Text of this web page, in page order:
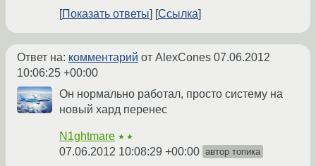
Показать ответы
Ссылка
Ответ на: комментарий от AlexCones 07.06.2012
10:06:25 +00:00
Он нормально работал, просто систему на
новый хард перенес
N1ghtmare ★★
07.06.2012 10:08:29 +00:00 автор топика